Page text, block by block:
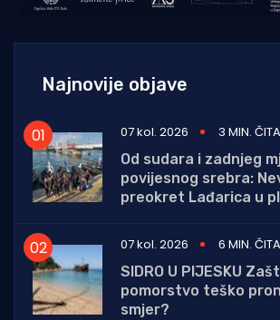
Najnovije objave
07 kol. 2026
3 MIN.
Od sudara i zadnjeg
povijesnog srebra:
preokret Lađarica u
07 kol. 2026
6 MIN.
SIDRO U PIJESKU
pomorstvo teško
smjer?